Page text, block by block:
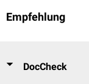
Empfehlung
DocCheck